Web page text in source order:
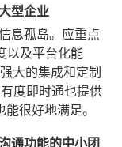
型企业
息孤岛。应重点
以及平台化能
大的集成和定制
度即时通也提供
很好地满足。
通功能的中小团